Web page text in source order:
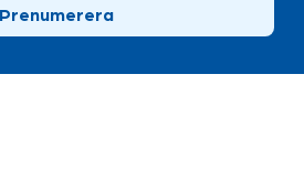
Prenumerera